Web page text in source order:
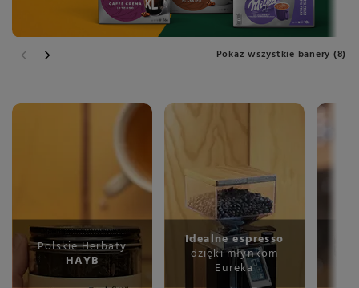
Pokaż wszystkie banery (8)
Polskie Herbaty
HAYB
Idealne espresso
dzięki młynkom
Eureka